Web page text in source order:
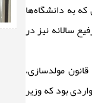
که به دانشگاه‌ها
سالانه نیز در
مولدسازی،
بود که وزیر